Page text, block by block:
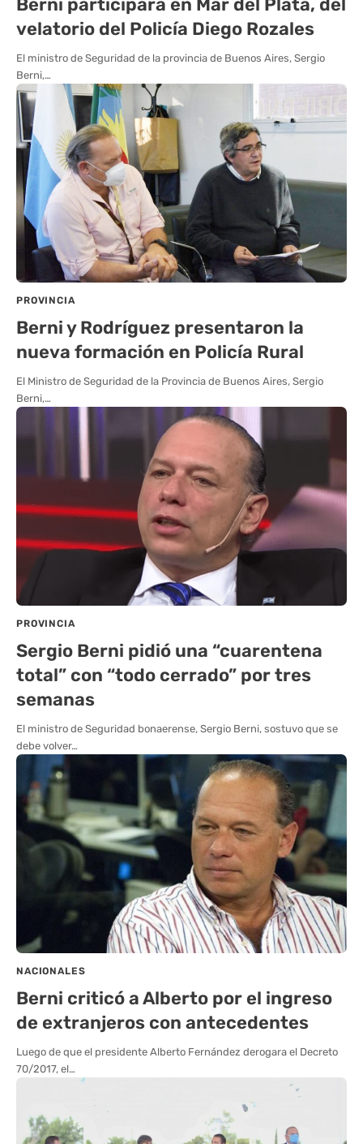
Berni participará en Mar del Plata, del
velatorio del Policía Diego Rozales
El ministro de Seguridad de la provincia de Buenos Aires, Sergio
Berni,…
PROVINCIA
Berni y Rodríguez presentaron la
nueva formación en Policía Rural
El Ministro de Seguridad de la Provincia de Buenos Aires, Sergio
Berni,…
PROVINCIA
Sergio Berni pidió una “cuarentena
total” con “todo cerrado” por tres
semanas
El ministro de Seguridad bonaerense, Sergio Berni, sostuvo que se
debe volver…
NACIONALES
Berni criticó a Alberto por el ingreso
de extranjeros con antecedentes
Luego de que el presidente Alberto Fernández derogara el Decreto
70/2017, el…